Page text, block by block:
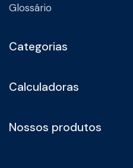
Glossário
Categorias
Calculadoras
Nossos produtos